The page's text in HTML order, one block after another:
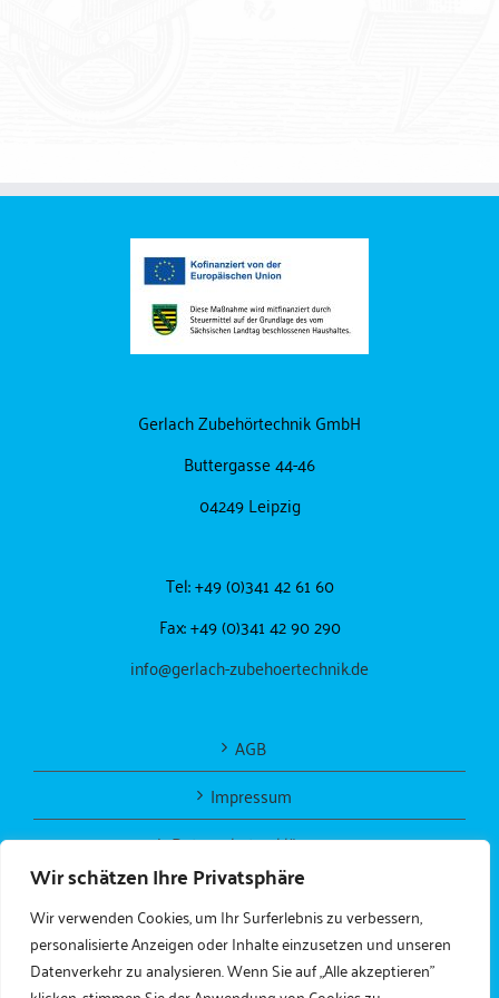
Wir schätzen Ihre Privatsphäre
Wir verwenden Cookies, um Ihr Surferlebnis zu verbessern,
personalisierte Anzeigen oder Inhalte einzusetzen und unseren
Datenverkehr zu analysieren. Wenn Sie auf „Alle akzeptieren"
Gerlach Zubehörtechnik GmbH
Buttergasse 44-46
04249 Leipzig
Tel: +49 (0)341 42 61 60
Fax: +49 (0)341 42 90 290
info@gerlach-zubehoertechnik.de
AGB
Impressum
Datenschutzerklärung